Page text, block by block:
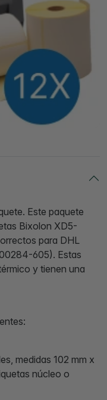
Este paquete
Bixolon XD5-
para DHL
605). Estas
y tienen una
medidas 102 mm x
núcleo o